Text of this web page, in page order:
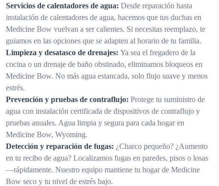
Servicios de calentadores de agua: Desde reparación hasta
instalación de calentadores de agua, hacemos que tus duchas en
Medicine Bow vuelvan a ser calientes. Si necesitas reemplazo, te
guiamos en las opciones que se adapten al horario de tu familia.
Limpieza y desatasco de drenajes: Ya sea el fregadero de la
cocina o un drenaje de baño obstinado, eliminamos bloqueos en
Medicine Bow. No más agua estancada, solo flujo suave y menos
estrés.
Prevención y pruebas de contraflujo: Protege tu suministro de
agua con instalación certificada de dispositivos de contraflujo y
pruebas anuales. Agua limpia y segura para cada hogar en
Medicine Bow, Wyoming.
Detección y reparación de fugas: ¿Charco pequeño? ¿Aumento
en tu recibo de agua? Localizamos fugas en paredes, pisos o losas
—rápidamente. Nuestro equipo mantiene tu hogar de Medicine
Bow seco y tu nivel de estrés bajo.